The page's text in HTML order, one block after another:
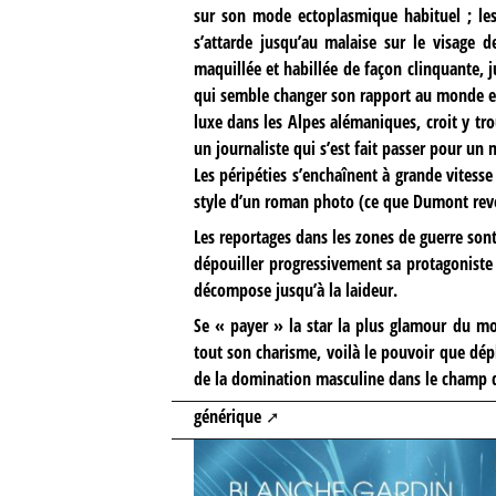
sur son mode ectoplasmique habituel ;
s’attarde jusqu’au malaise sur le visage
maquillée et habillée de façon clinquante,
qui semble changer son rapport au monde
luxe dans les Alpes alémaniques, croit y
un journaliste qui s’est fait passer pour un
Les péripéties s’enchaînent à grande
style d’un roman photo (ce que Dumont
Les reportages dans les zones de guerre
dépouiller progressivement sa
décompose jusqu’à la laideur.
Se « payer » la star la plus glamour du
tout son charisme, voilà le pouvoir que
de la domination masculine dans le champ
générique